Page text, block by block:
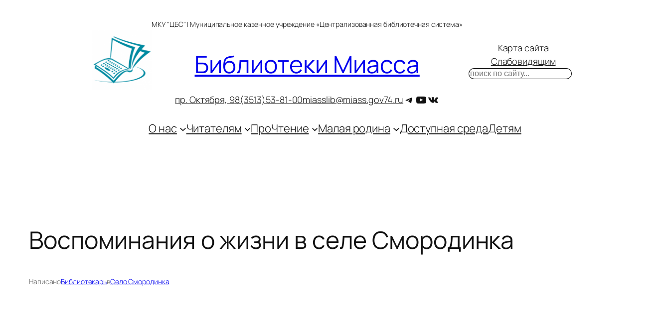
МКУ "ЦБС" | Муниципальное казенное учреждение «Централизованная библиотечная система»
Библиотеки Миасса
пр. Октября, 98(3513)53-81-00miasslib@miass.gov74.ru Telegram
YouTube
ВКонтакте
Карта сайта
Слабовидящим
Поиск
О нас Читателям ПроЧтение Малая родина Доступная средаДетям
Воспоминания о жизни в селе Смородинка
НаписаноБиблиотекарьвСело Смородинка